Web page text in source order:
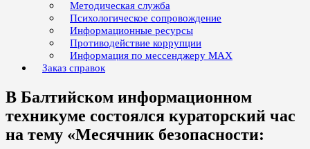
Методическая служба
Психологическое сопровождение
Информационные ресурсы
Противодействие коррупции
Информация по мессенджеру MAX
Заказ справок
В Балтийском информационном
техникуме состоялся кураторский час
на тему «Месячник безопасности: